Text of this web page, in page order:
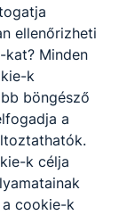
ellenőrizheti
Minden
k
böngésző
a
k célja
cookie-k